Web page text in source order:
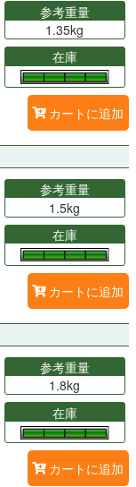
参考重量
1.35kg
在庫
カートに追加
参考重量
1.5kg
在庫
カートに追加
参考重量
1.8kg
在庫
カートに追加